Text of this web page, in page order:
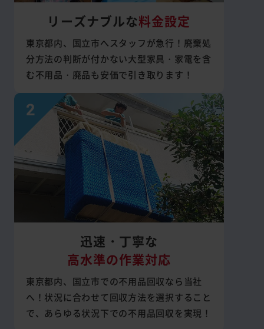
リーズナブルな料金設定
東京都内、国立市へスタッフが急行！廃棄処
分方法の判断が付かない大型家具・家電を含
む不用品・廃品も安価で引き取ります！
迅速・丁寧な
高水準の作業対応
東京都内、国立市での不用品回収なら当社
へ！状況に合わせて回収方法を選択すること
で、あらゆる状況下での不用品回収を実現！